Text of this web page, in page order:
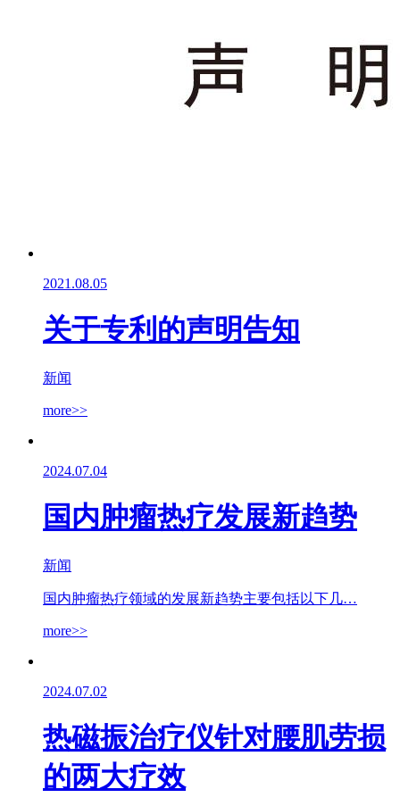
2021.08.05
关于专利的声明告知
新闻
more>>
2024.07.04
国内肿瘤热疗发展新趋势
新闻
国内肿瘤热疗领域的发展新趋势主要包括以下几…
more>>
2024.07.02
热磁振治疗仪针对腰肌劳损
的两大疗效